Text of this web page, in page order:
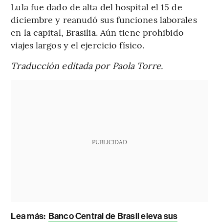
Lula fue dado de alta del hospital el 15 de
diciembre y reanudó sus funciones laborales
en la capital, Brasilia. Aún tiene prohibido
viajes largos y el ejercicio físico.
Traducción editada por Paola Torre.
PUBLICIDAD
Lea más: Banco Central de Brasil eleva sus